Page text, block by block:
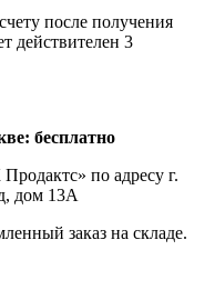
после получения
действителен 3
бесплатно
по адресу г.
дом 13А
заказ на складе.